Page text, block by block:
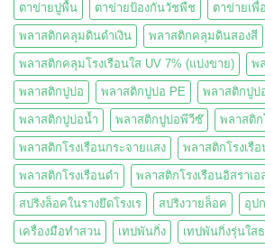
ตาข่ายปูพื้น ตาข่ายป้องกันวัชพืช ตาข่ายเพื่
พลาสติกคลุมดินดำเงิน พลาสติกคลุมดินสองสี
พลาสติกคลุมโรงเรือนใส UV 7% (แบ่งขาย) พ
พลาสติกปูบ่อ พลาสติกปูบ่อ PE พลาสติกปูบ่
พลาสติกปูบ่อน้ำ พลาสติกปูบ่อพีวีซ๊ พลาสติก
พลาสติกโรงเรือนกระจายแสง พลาสติกโรงเรื
พลาสติกโรงเรือนดำ พลาสติกโรงเรือนอิสราเอ
สปริงล็อคในรางยึดโรงเร สปริงวายล็อค อุป
เครื่องมือทำสวน เทปพันกิ่ง เทปพันกิ่งรุ่นใส